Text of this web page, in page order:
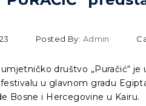
Posted By: Admin
društvo „Puračić“
u glavnom gradu
Bosne i Hercegovine u Kairu.